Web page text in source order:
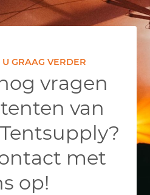
GRAAG VERDER
vragen
van
met
op!